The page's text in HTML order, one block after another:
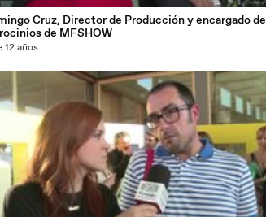
Cruz, Director de Producción y encargado de
de MFSHOW
12 años